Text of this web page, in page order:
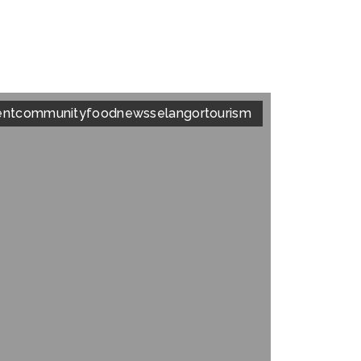
communityfoodnewsselangortourism